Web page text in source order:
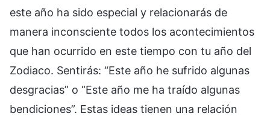
este año ha sido especial y relacionarás de
manera inconsciente todos los acontecimientos
que han ocurrido en este tiempo con tu año del
Zodiaco. Sentirás: “Este año he sufrido algunas
desgracias” o “Este año me ha traído algunas
bendiciones”. Estas ideas tienen una relación